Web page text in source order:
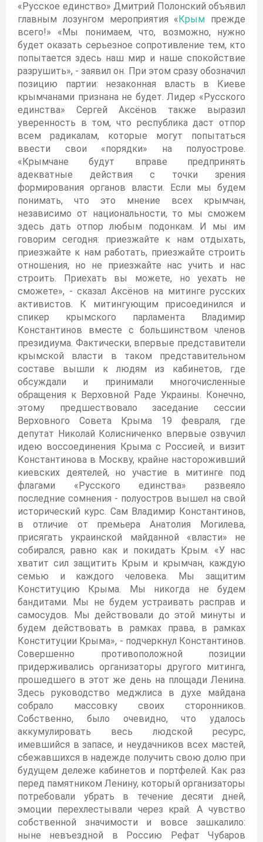
«Русское единство» Дмитрий Полонский объявил
главным лозунгом мероприятия « Крым прежде
всего!» «Мы понимаем, что, возможно, нужно
будет оказать серьезное сопротивление тем, кто
попытается здесь наш мир и наше спокойствие
разрушить», - заявил он. При этом сразу обозначил
позицию партии: незаконная власть в Киеве
крымчанами признана не будет. Лидер «Русского
единства» Сергей Аксёнов также выразил
уверенность в том, что республика даст отпор
всем радикалам, которые могут попытаться
ввести свои «порядки» на полуострове.
«Крымчане будут вправе предпринять
адекватные действия с точки зрения
формирования органов власти. Если мы будем
понимать, что это мнение всех крымчан,
независимо от национальности, то мы сможем
здесь дать отпор любым подонкам. И мы им
говорим сегодня: приезжайте к нам отдыхать,
приезжайте к нам работать, приезжайте строить
отношения, но не приезжайте нас учить и нас
строить. Приехать вы можете, но уехать не
сможете», - сказал Аксёнов на митинге русских
активистов. К митингующим присоединился и
спикер крымского парламента Владимир
Константинов вместе с большинством членов
президиума. Фактически, впервые представители
крымской власти в таком представительном
составе вышли к людям из кабинетов, где
обсуждали и принимали многочисленные
обращения к Верховной Раде Украины. Конечно,
этому предшествовало заседание сессии
Верховного Совета Крыма 19 февраля, где
депутат Николай Колисниченко впервые озвучил
идею воссоединения Крыма с Россией, и визит
Константинова в Москву, крайне настороживший
киевских деятелей, но участие в митинге под
флагами «Русского единства» развеяло
последние сомнения - полуостров вышел на свой
исторический курс. Сам Владимир Константинов,
в отличие от премьера Анатолия Могилева,
присягать украинской майданной «власти» не
собирался, равно как и покидать Крым. «У нас
хватит сил защитить Крым и крымчан, каждую
семью и каждого человека. Мы защитим
Конституцию Крыма. Мы никогда не будем
бандитами. Мы не будем устраивать расправ и
самосудов. Мы действовали до этой минуты и
будем действовать в рамках права, в рамках
Конституции Крыма», - подчеркнул Константинов.
Совершенно противоположной позиции
придерживались организаторы другого митинга,
прошедшего в этот же день на площади Ленина.
Здесь руководство меджлиса в духе майдана
собрало массовку своих сторонников.
Собственно, было очевидно, что удалось
аккумулировать весь людской ресурс,
имевшийся в запасе, и неудачников всех мастей,
сбежавшихся в надежде получить свою долю при
будущем дележе кабинетов и портфелей. Как раз
перед памятником Ленину, который организаторы
потребовали убрать в течение десяти дней,
эмоции перехлестывали через край. А чувство
собственной значимости и вовсе зашкалило:
ныне невъездной в Россию Рефат Чубаров